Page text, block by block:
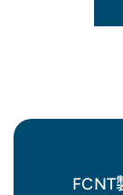
FCNT